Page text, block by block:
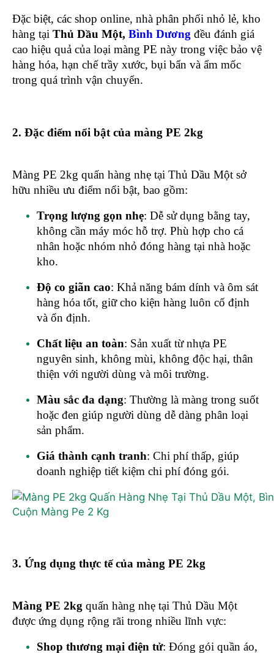
Đặc biệt, các shop online, nhà phân phối nhỏ lẻ, kho
hàng tại Thủ Dầu Một, Bình Dương đều đánh giá
cao hiệu quả của loại màng PE này trong việc bảo vệ
hàng hóa, hạn chế trầy xước, bụi bẩn và ẩm mốc
trong quá trình vận chuyển.
2. Đặc điểm nổi bật của màng PE 2kg
Màng PE 2kg quấn hàng nhẹ tại Thủ Dầu Một sở
hữu nhiều ưu điểm nổi bật, bao gồm:
Trọng lượng gọn nhẹ: Dễ sử dụng bằng tay,
không cần máy móc hỗ trợ. Phù hợp cho cá
nhân hoặc nhóm nhỏ đóng hàng tại nhà hoặc
kho.
Độ co giãn cao: Khả năng bám dính và ôm sát
hàng hóa tốt, giữ cho kiện hàng luôn cố định
và ổn định.
Chất liệu an toàn: Sản xuất từ nhựa PE
nguyên sinh, không mùi, không độc hại, thân
thiện với người dùng và môi trường.
Màu sắc đa dạng: Thường là màng trong suốt
hoặc đen giúp người dùng dễ dàng phân loại
sản phẩm.
Giá thành cạnh tranh: Chi phí thấp, giúp
doanh nghiệp tiết kiệm chi phí đóng gói.
Cuộn Màng Pe 2 Kg
3. Ứng dụng thực tế của màng PE 2kg
Màng PE 2kg quấn hàng nhẹ tại Thủ Dầu Một
được ứng dụng rộng rãi trong nhiều lĩnh vực:
Shop thương mại điện tử: Đóng gói quần áo,